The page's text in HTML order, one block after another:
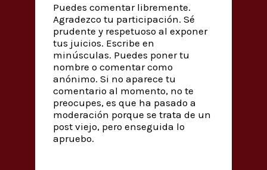
Puedes comentar libremente.
Agradezco tu participación. Sé
prudente y respetuoso al exponer
tus juicios. Escribe en
minúsculas. Puedes poner tu
nombre o comentar como
anónimo. Si no aparece tu
comentario al momento, no te
preocupes, es que ha pasado a
moderación porque se trata de un
post viejo, pero enseguida lo
apruebo.